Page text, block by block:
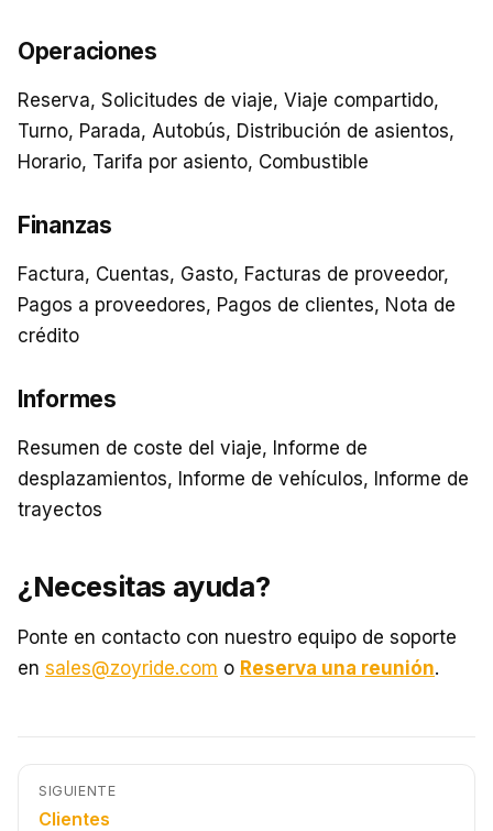
Operaciones
Reserva, Solicitudes de viaje, Viaje compartido,
Turno, Parada, Autobús, Distribución de asientos,
Horario, Tarifa por asiento, Combustible
Finanzas
Factura, Cuentas, Gasto, Facturas de proveedor,
Pagos a proveedores, Pagos de clientes, Nota de
crédito
Informes
Resumen de coste del viaje, Informe de
desplazamientos, Informe de vehículos, Informe de
trayectos
¿Necesitas ayuda?
Ponte en contacto con nuestro equipo de soporte
en sales@zoyride.com o Reserva una reunión.
SIGUIENTE
Clientes